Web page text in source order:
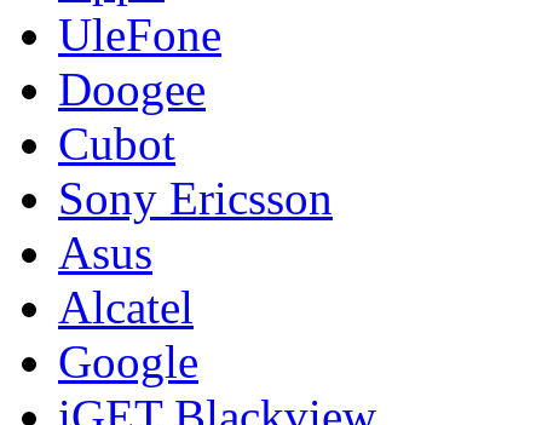
UleFone
Doogee
Cubot
Sony Ericsson
Asus
Alcatel
Google